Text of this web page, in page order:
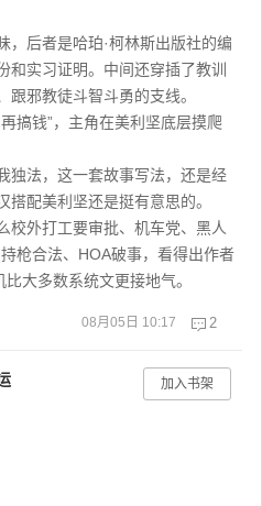
，后者是哈珀·柯林斯出版社的编
和实习证明。中间还穿插了教训
邪教徒斗智斗勇的支线。
钱”，主角在美利坚底层摸爬
独法，这一套故事写法，还是经
配美利坚还是挺有意思的。
校外打工要审批、机车党、黑人
枪合法、HOA破事，看得出作者
大多数系统文更接地气。
08月05日 10:17 2
加入书架